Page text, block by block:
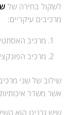
לשקול בחירה של
מרכיבים עיקריים:
מרכיב
מרכיב
שילוב של שני
אשר משדר
שיש גרניט הוא